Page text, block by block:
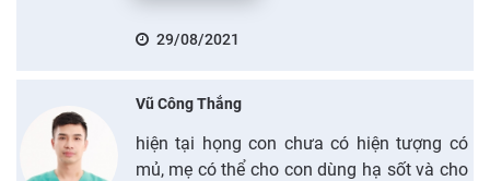
29/08/2021
Vũ Công Thắng
hiện tại họng con chưa có hiện tượng có
mủ, mẹ có thể cho con dùng hạ sốt và cho